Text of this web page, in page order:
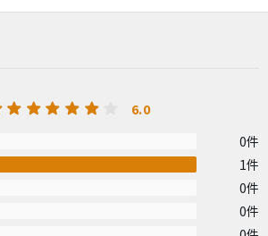
6.0
0件
1件
0件
0件